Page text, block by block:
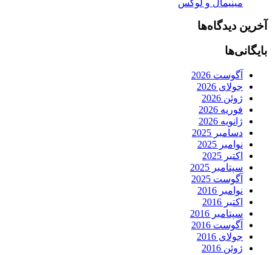
مینیمال و لوکس
آخرین دیدگاه‌ها
بایگانی‌ها
آگوست 2026
جولای 2026
ژوئن 2026
فوریه 2026
ژانویه 2026
دسامبر 2025
نوامبر 2025
اکتبر 2025
سپتامبر 2025
آگوست 2025
نوامبر 2016
اکتبر 2016
سپتامبر 2016
آگوست 2016
جولای 2016
ژوئن 2016